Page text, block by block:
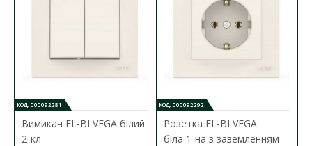
В порівняння
В закладки
КОД: 000092281
Вимикач EL-BI VEGA білий
2-кл
КОД: 000092292
Розетка EL-BI VEGA
біла 1-на з заземленням